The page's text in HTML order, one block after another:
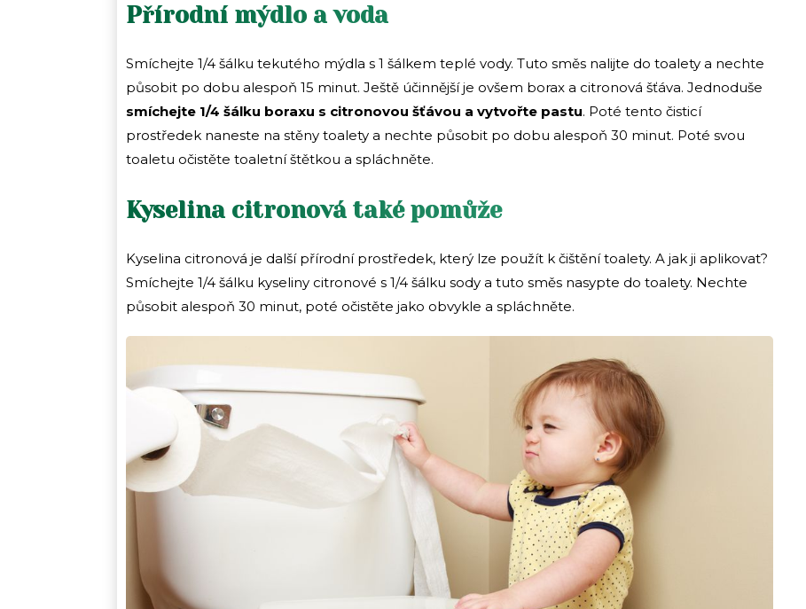
Přírodní mýdlo a voda
Smíchejte 1/4 šálku tekutého mýdla s 1 šálkem teplé vody. Tuto směs nalijte do toalety a nechte
působit po dobu alespoň 15 minut. Ještě účinnější je ovšem borax a citronová šťáva. Jednoduše
smíchejte 1/4 šálku boraxu s citronovou šťávou a vytvořte pastu. Poté tento čisticí
prostředek naneste na stěny toalety a nechte působit po dobu alespoň 30 minut. Poté svou
toaletu očistěte toaletní štětkou a spláchněte.
Kyselina citronová také pomůže
Kyselina citronová je další přírodní prostředek, který lze použít k čištění toalety. A jak ji aplikovat?
Smíchejte 1/4 šálku kyseliny citronové s 1/4 šálku sody a tuto směs nasypte do toalety. Nechte
působit alespoň 30 minut, poté očistěte jako obvykle a spláchněte.